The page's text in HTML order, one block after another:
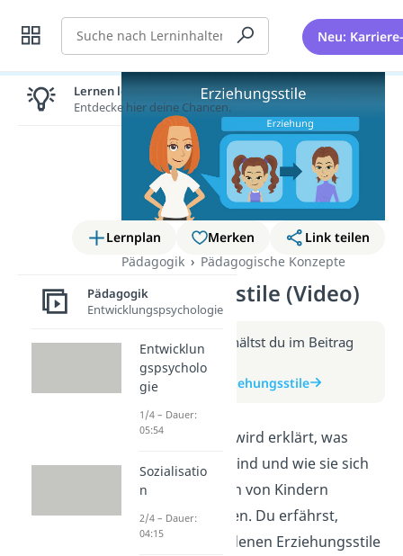
Suche Neu:
Lernplan Merken
Link teilen
Pädagogik
Pädagogische Konzepte
Erziehungsstile (Video)
Weitere Infos erhältst du im Beitrag
zum Video
zum Beitrag: Erziehungsstile
In diesem Video wird erklärt, was
Erziehungsstile sind und wie sie sich
auf das Verhalten von Kindern
auswirken können. Du erfährst,
welche verschiedenen Erziehungsstile
Lernen lohnt sich!
Entdecke hier deine Chancen.
Pädagogik
Entwicklungspsychologie
Entwicklun
gspsycholo
gie
1/4 – Dauer:
05:54
Sozialisatio
n
2/4 – Dauer:
04:15